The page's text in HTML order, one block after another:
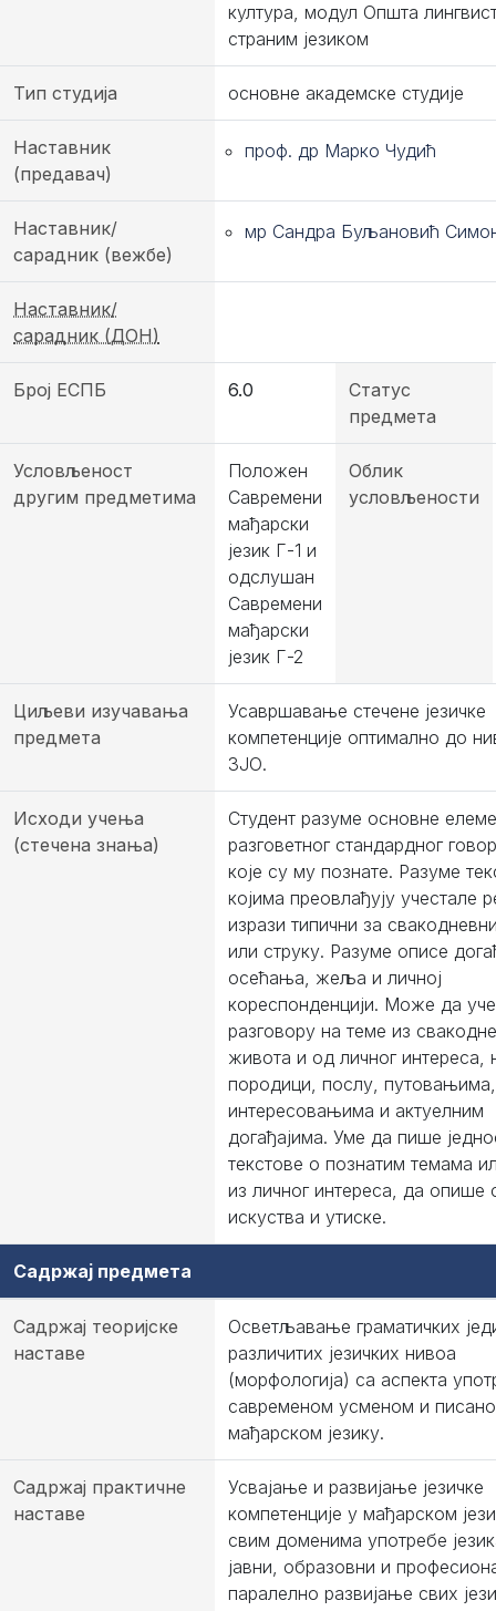
култура, модул Општа
страним језиком
Тип студија основне академске студије
Наставник
(предавач)
проф. др Марко Чудић
Наставник/
сарадник (вежбе)
мр Сандра Буљановић
Наставник/
сарадник (ДОН)
Број ЕСПБ 6.0
Статус
предмета
Условљеност
другим предметима
Положен
Савремени
мађарски
језик Г-1 и
одслушан
Савремени
мађарски
језик Г-2
Облик
условљености
Циљеви изучавања
предмета
Усавршавање стечене језичке
компетенције оптимално до
ЗЈО.
Исходи учења
(стечена знања)
Студент разуме основне
разговетног стандардног
које су му познате. Разуме
којима преовлађују учестале
изрази типични за
или струку. Разуме описе
осећања, жеља и личној
кореспонденцији. Може да
разговору на теме из
живота и од личног интереса,
породици, послу, путовањима,
интересовањима и актуелним
догађајима. Уме да пише
текстове о познатим темама
из личног интереса, да опише
искуства и утиске.
Садржај предмета
Садржај теоријске
наставе
Осветљавање граматичких
различитих језичких нивоа
(морфологија) са аспекта
савременом усменом и
мађарском језику.
Садржај практичне
наставе
Усвајање и развијање језичке
компетенције у мађарском
свим доменима употребе
јавни, образовни и
паралелно развијање свих